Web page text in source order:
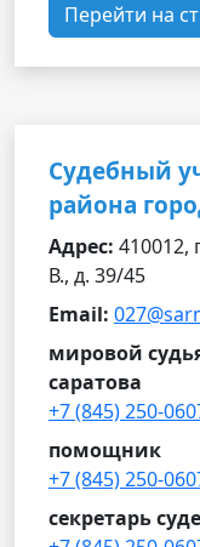
Перейти на
Судебный
района
Адрес: 410012,
В., д. 39/45
Email:
мировой
саратова
+7 (845) 250-
помощник
+7 (845) 250-
секретарь